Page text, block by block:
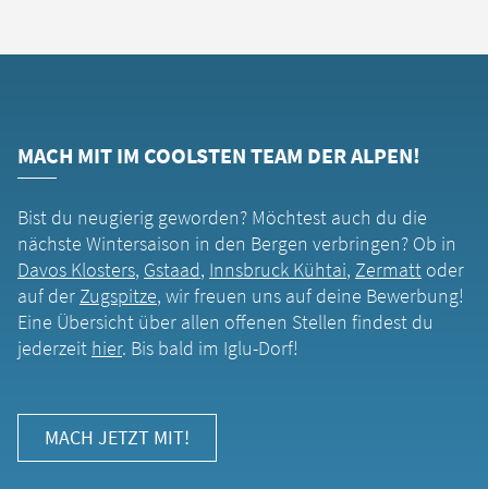
MACH MIT IM COOLSTEN TEAM DER ALPEN!
Bist du neugierig geworden? Möchtest auch du die
nächste Wintersaison in den Bergen verbringen? Ob in
Davos Klosters, Gstaad, Innsbruck Kühtai, Zermatt oder
auf der Zugspitze, wir freuen uns auf deine Bewerbung!
Eine Übersicht über allen offenen Stellen findest du
jederzeit hier. Bis bald im Iglu-Dorf!
MACH JETZT MIT!